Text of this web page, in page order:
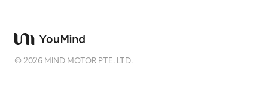
©2026 MIND MOTOR PTE. LTD.